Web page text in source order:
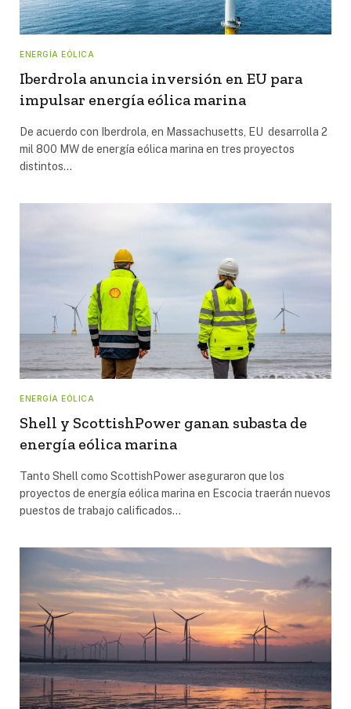
ENERGÍA EÓLICA
Iberdrola anuncia inversión en EU para
impulsar energía eólica marina
De acuerdo con Iberdrola, en Massachusetts, EU desarrolla 2
mil 800 MW de energía eólica marina en tres proyectos
distintos…
ENERGÍA EÓLICA
Shell y ScottishPower ganan subasta de
energía eólica marina
Tanto Shell como ScottishPower aseguraron que los
proyectos de energía eólica marina en Escocia traerán nuevos
puestos de trabajo calificados…